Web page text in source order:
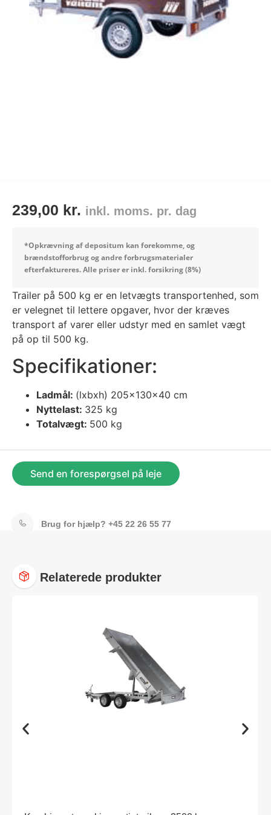
Tips og tricks
4.4 Google Reviews
239,00 kr. inkl. moms. pr. dag
*Opkrævning af depositum kan forekomme, og
brændstofforbrug og andre forbrugsmaterialer
efterfaktureres.Alle priser er inkl. forsikring (8%)
Trailer på 500 kg er en letvægts transportenhed, som
er velegnet til lettere opgaver, hvor der kræves
transport af varer eller udstyr med en samlet vægt
på op til 500 kg.
Specifikationer:
Ladmål: (lxbxh) 205x130x40 cm
Nyttelast: 325 kg
Totalvægt: 500 kg
Send en forespørgsel på leje
Brug for hjælp? +45 22 26 55 77
Relaterede produkter